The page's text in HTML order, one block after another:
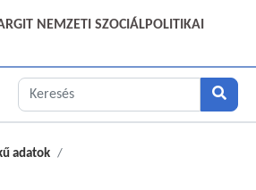
NEMZETI SZOCIÁLPOLITIKAI
adatok